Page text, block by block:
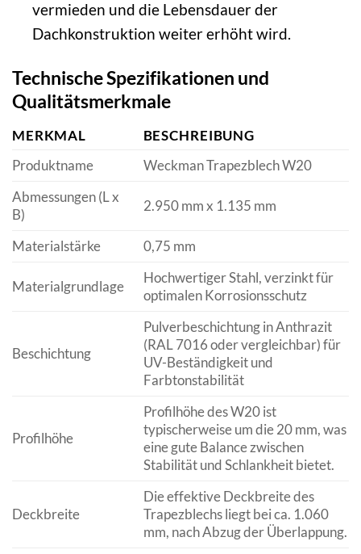
vermieden und die Lebensdauer der
Dachkonstruktion weiter erhöht wird.
Technische Spezifikationen und
Qualitätsmerkmale
MERKMAL
BESCHREIBUNG
Produktname
Weckman Trapezblech W20
Abmessungen (L x
B)
2.950 mm x 1.135 mm
Materialstärke 0,75 mm
Materialgrundlage
Hochwertiger Stahl, verzinkt für
optimalen Korrosionsschutz
Beschichtung
Pulverbeschichtung in Anthrazit
(RAL 7016 oder vergleichbar) für
UV-Beständigkeit und
Farbtonstabilität
Profilhöhe
Profilhöhe des W20 ist
typischerweise um die 20 mm, was
eine gute Balance zwischen
Stabilität und Schlankheit bietet.
Deckbreite
Die effektive Deckbreite des
Trapezblechs liegt bei ca. 1.060
mm, nach Abzug der Überlappung.